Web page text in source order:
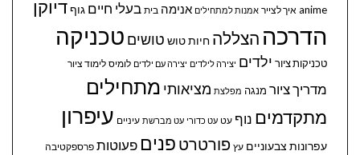
anime איך לצייר אמנות למתחילים אנימה בית בעלי חיים גוףדיוקן
הדרכה הצללה חיותטוש טושים טכניקה
טכניקות ציור ילדים יצירה לילדים יצירה עם ילדים לומיס לימוד ציור
מדריך ציור מנגה מפלצת מציאותי מתחילים
מתקדמים נוף עט עט כדורי עט מברשת עיניים עיפרון
עפרונות צבעוניים עץ פורטרט פנים פעוטות פרספקטיבה